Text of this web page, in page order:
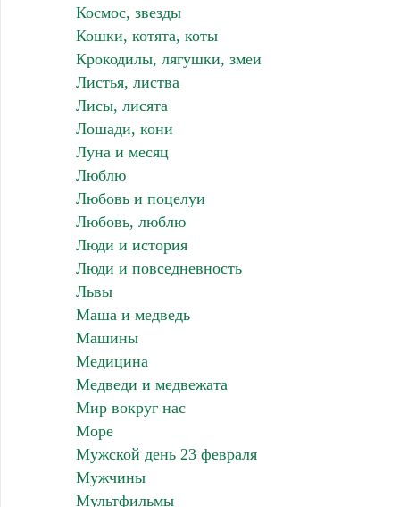
Космос, звезды
Кошки, котята, коты
Крокодилы, лягушки, змеи
Листья, листва
Лисы, лисята
Лошади, кони
Луна и месяц
Люблю
Любовь и поцелуи
Любовь, люблю
Люди и история
Люди и повседневность
Львы
Маша и медведь
Машины
Медицина
Медведи и медвежата
Мир вокруг нас
Море
Мужской день 23 февраля
Мужчины
Мультфильмы